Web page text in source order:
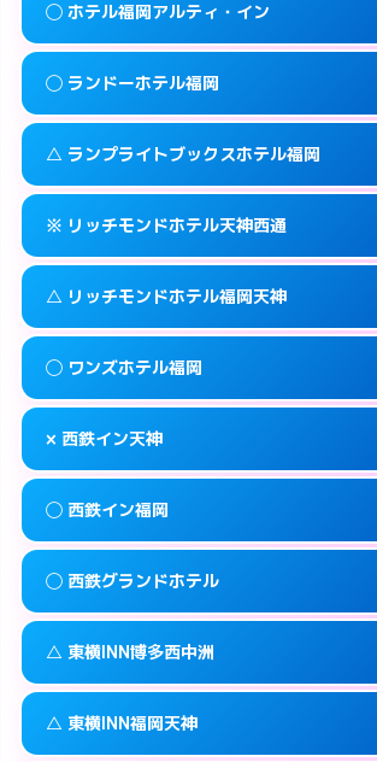
map 福岡市中央区大名2-11-23
info このホテルの詳細ページを見る →
smartphone 092-531-0561
map 福岡市中央区清川2-5-5
info このホテルの詳細ページを見る →
案内方法: 女性が直接お部屋まで伺
smartphone 092-733-1234
map 福岡市中央区今泉1-2-23
info このホテルの詳細ページを見る →
◯ ホテル福岡アルティ・イン
案内方法: 女性が直接お部屋まで伺
smartphone 092-724-3511
map 福岡市中央区渡辺通5-1-20
info このホテルの詳細ページを見る →
◯ ランドーホテル福岡
案内方法: 女性が直接お部屋まで伺
smartphone 092-526-5231
map 福岡市中央区清川1-2-3
info このホテルの詳細ページを見る →
△ ランプライトブックスホテル福岡
案内方法: 女性が直接お部屋まで伺
smartphone 092-720-7711
map 福岡市中央区大名1-15-22
info このホテルの詳細ページを見る →
※ リッチモンドホテル天神西通
案内方法: カードキーにつきホテル
待ち合わせ。
info このホテルの詳細ページを見る →
△ リッチモンドホテル福岡天神
案内方法:状況により派遣できませ
smartphone 092-739-2055
map 福岡市中央区渡辺通4-8-25
info このホテルの詳細ページを見る →
◯ ワンズホテル福岡
案内方法:女性が直接お部屋まで伺
smartphone 092-738-5533
map 福岡市中央区今川1-3-3
info このホテルの詳細ページを見る →
× 西鉄イン天神
案内方法: 派遣できません。
smartphone 092-713-5454
map 福岡市中央区渡辺通4-7-1
info このホテルの詳細ページを見る →
◯ 西鉄イン福岡
案内方法:女性が直接お部屋まで伺
smartphone 092-712-5858
map 福岡市中央区天神1-16-1
◯ 西鉄グランドホテル
案内方法:女性が直接お部屋まで伺
smartphone 092-781-0711
△ 東横INN博多西中洲
△ 東横INN福岡天神